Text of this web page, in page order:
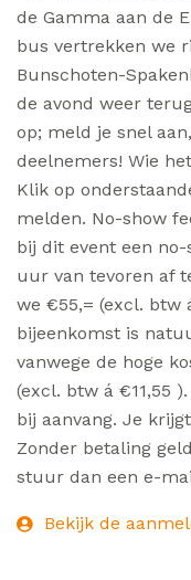
de Gamma aan de
bus vertrekken we
Bunschoten-
de avond weer
op; meld je snel
deelnemers! Wie
Klik op
melden. No-show
bij dit event een no-
uur van tevoren af
we €55,= (excl. btw
bijeenkomst is
vanwege de hoge
(excl. btw á €11,55
bij aanvang. Je
Zonder betaling
stuur dan een e-
Bekijk de